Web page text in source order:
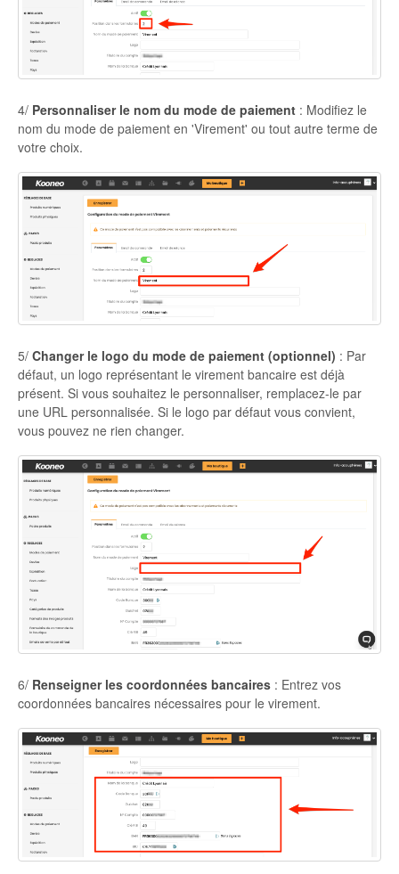
4/ Personnaliser le nom du mode de paiement : Modifiez le
nom du mode de paiement en 'Virement' ou tout autre terme de
votre choix.
5/ Changer le logo du mode de paiement (optionnel) : Par
défaut, un logo représentant le virement bancaire est déjà
présent. Si vous souhaitez le personnaliser, remplacez-le par
une URL personnalisée. Si le logo par défaut vous convient,
vous pouvez ne rien changer.
6/ Renseigner les coordonnées bancaires : Entrez vos
coordonnées bancaires nécessaires pour le virement.